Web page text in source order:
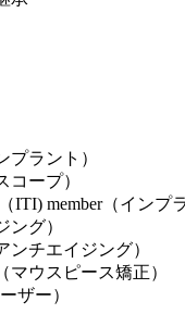
プラント）
ープ）
ITI) member（インプ
グ）
ンチエイジング）
ウスピース矯正）
ザー）